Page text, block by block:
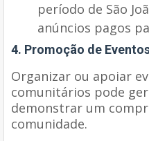
período de São
anúncios pagos
4. Promoção de
Organizar ou apoiar
comunitários pode
demonstrar um
comunidade.